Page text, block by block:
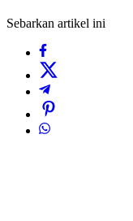
Sebarkan artikel ini